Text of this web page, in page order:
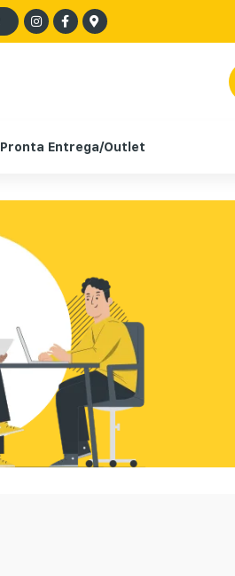
Pronta Entrega/Outlet